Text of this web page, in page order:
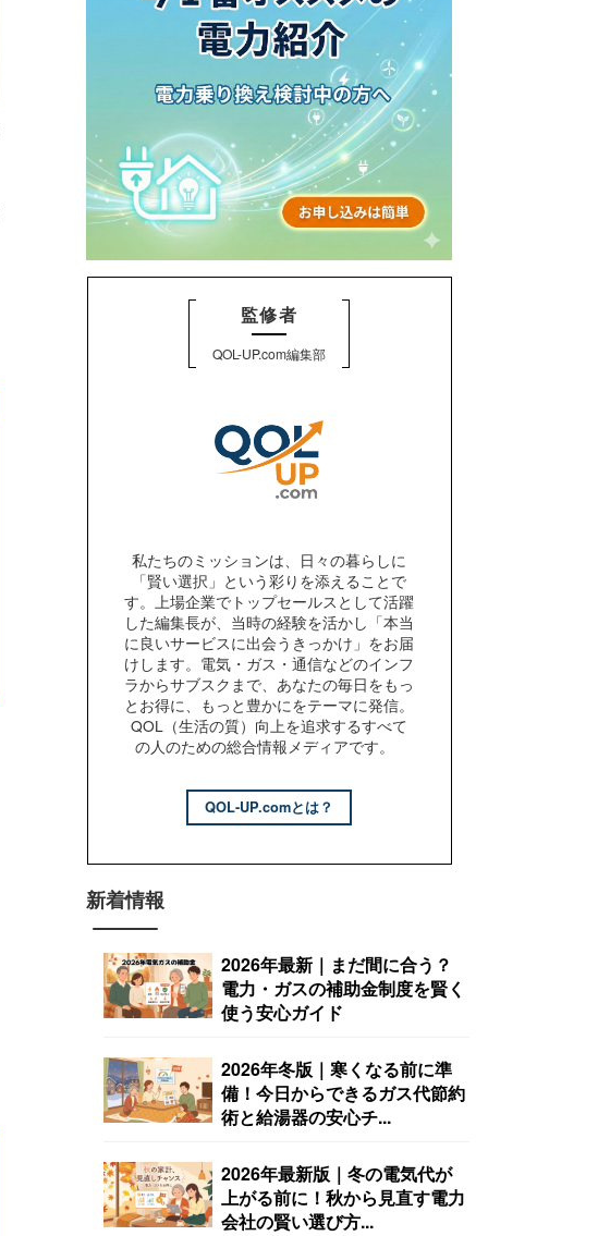
監修者
QOL-UP.com編集部
私たちのミッションは、日々の暮らしに
「賢い選択」という彩りを添えることで
す。上場企業でトップセールスとして活躍
した編集長が、当時の経験を活かし「本当
に良いサービスに出会うきっかけ」をお届
けします。電気・ガス・通信などのインフ
ラからサブスクまで、あなたの毎日をもっ
とお得に、もっと豊かにをテーマに発信。
QOL（生活の質）向上を追求するすべて
の人のための総合情報メディアです。
QOL-UP.comとは？
新着情報
2026年最新｜まだ間に合う？
電力・ガスの補助金制度を賢く
使う安心ガイド
2026年冬版｜寒くなる前に準
備！今日からできるガス代節約
術と給湯器の安心チ...
2026年最新版｜冬の電気代が
上がる前に！秋から見直す電力
会社の賢い選び方...